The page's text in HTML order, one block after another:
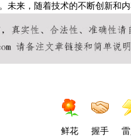
未来，随着技术的不断创新和
鲜花 握手